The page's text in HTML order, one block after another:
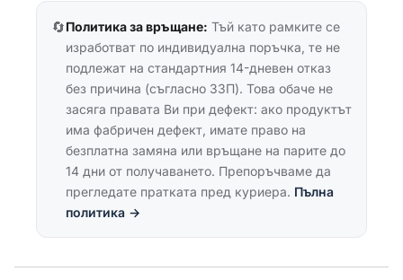
🔄Политика за връщане: Тъй като рамките се
изработват по индивидуална поръчка, те не
подлежат на стандартния 14-дневен отказ
без причина (съгласно ЗЗП). Това обаче не
засяга правата Ви при дефект: ако продуктът
има фабричен дефект, имате право на
безплатна замяна или връщане на парите до
14 дни от получаването. Препоръчваме да
прегледате пратката пред куриера. Пълна
политика →